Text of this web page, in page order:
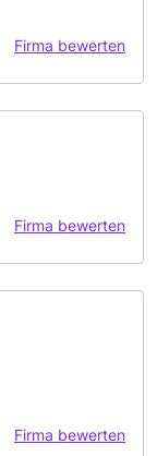
Firma bewerten
Firma bewerten
Firma bewerten